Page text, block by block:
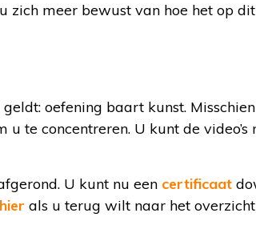
zich meer bewust van hoe het op
oefening baart kunst.
u te concentreren. U kunt de
U kunt nu een certificaat
hier als u terug wilt naar het